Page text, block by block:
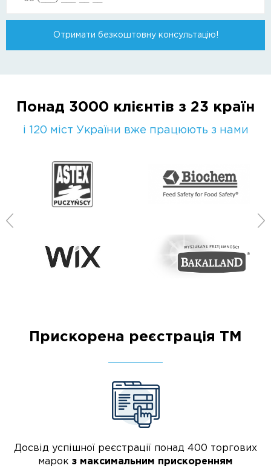
Отримати безкоштовну консультацію!
Понад 3000 клієнтів з 23 країн
і 120 міст України вже працюють з нами
Прискорена реєстрація ТМ
Досвід успішної реєстрації понад 400 торгових
марок з максимальним прискоренням